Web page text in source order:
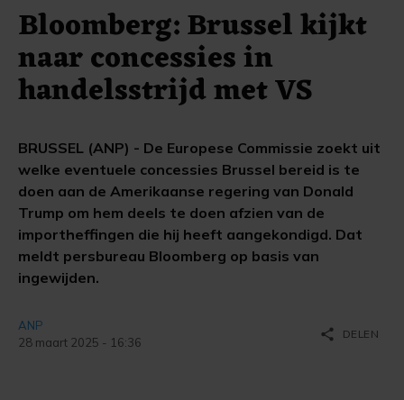
Bloomberg: Brussel kijkt
naar concessies in
handelsstrijd met VS
BRUSSEL (ANP) - De Europese Commissie zoekt uit
welke eventuele concessies Brussel bereid is te
doen aan de Amerikaanse regering van Donald
Trump om hem deels te doen afzien van de
importheffingen die hij heeft aangekondigd. Dat
meldt persbureau Bloomberg op basis van
ingewijden.
ANP
28 maart 2025 - 16:36
share DELEN